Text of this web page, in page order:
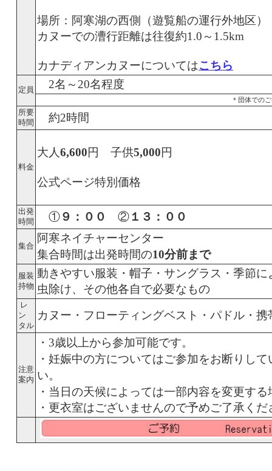
場所：阿寒湖の西側（遊覧船の運行外地区）
カヌーでの漕行距離は往復約1.0～1.5km
カナディアンカヌーについてはこちら
定員 2名～20名程度
＊団体での
所要
時間
約2時間
料金
大人6,600円 子供5,000円
公式ページ特別価格
出発
時間
①９：００ ② １３：００
集合
阿寒ネイチャーセンター
集合時間は出発時間の10分前まで
服装
持物
動きやすい服装・帽子・サングラス・季節
虫除け、その他各自で必要なもの
レ
ン
タル
カヌー・フローティングベスト・パドル・
注意
案内
・3歳以上から参加可能です。
・妊娠中の方についてはご参加をお断りし
い。
・当日の天候によっては一部内容を変更す
・更衣室はございませんので予めご了承くだ